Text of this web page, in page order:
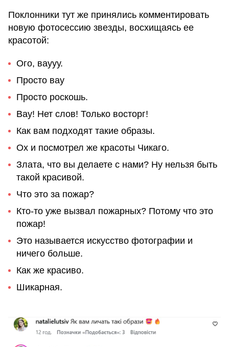
Поклонники тут же принялись комментировать
новую фотосессию звезды, восхищаясь ее
красотой:
Ого, ваууу.
Просто вау
Просто роскошь.
Вау! Нет слов! Только восторг!
Как вам подходят такие образы.
Ох и посмотрел же красоты Чикаго.
Злата, что вы делаете с нами? Ну нельзя быть
такой красивой.
Что это за пожар?
Кто-то уже вызвал пожарных? Потому что это
пожар!
Это называется искусство фотографии и
ничего больше.
Как же красиво.
Шикарная.